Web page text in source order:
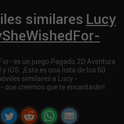
similares Lucy
es un juego Pagado 2D Aventura
iOS. ¡Esta es una lista de los 60
similares a Lucy -
que creemos que te encantarán!